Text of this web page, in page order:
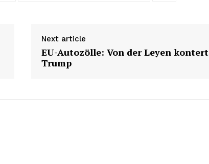
Next article
EU-Autozölle: Von der Leyen kontert
Trump